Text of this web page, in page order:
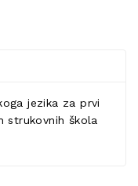
jezika za prvi
strukovnih škola